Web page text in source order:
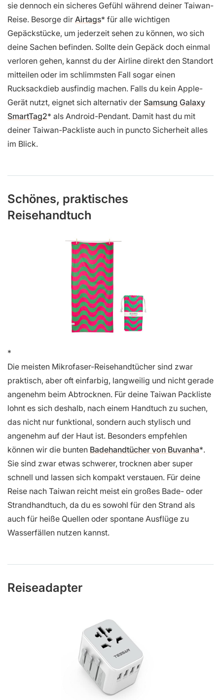
sie dennoch ein sicheres Gefühl während deiner Taiwan-
Reise. Besorge dir Airtags für alle wichtigen
Gepäckstücke, um jederzeit sehen zu können, wo sich
deine Sachen befinden. Sollte dein Gepäck doch einmal
verloren gehen, kannst du der Airline direkt den Standort
mitteilen oder im schlimmsten Fall sogar einen
Rucksackdieb ausfindig machen. Falls du kein Apple-
Gerät nutzt, eignet sich alternativ der Samsung Galaxy
SmartTag2
als Android-Pendant. Damit hast du mit
deiner Taiwan-Packliste auch in puncto Sicherheit alles
im Blick.
Schönes, praktisches
Reisehandtuch
Die meisten Mikrofaser-Reisehandtücher sind zwar
praktisch, aber oft einfarbig, langweilig und nicht gerade
angenehm beim Abtrocknen. Für deine Taiwan Packliste
lohnt es sich deshalb, nach einem Handtuch zu suchen,
das nicht nur funktional, sondern auch stylisch und
angenehm auf der Haut ist. Besonders empfehlen
können wir die bunten Badehandtücher von Buvanha .
Sie sind zwar etwas schwerer, trocknen aber super
schnell und lassen sich kompakt verstauen. Für deine
Reise nach Taiwan reicht meist ein großes Bade- oder
Strandhandtuch, da du es sowohl für den Strand als
auch für heiße Quellen oder spontane Ausflüge zu
Wasserfällen nutzen kannst.
Reiseadapter